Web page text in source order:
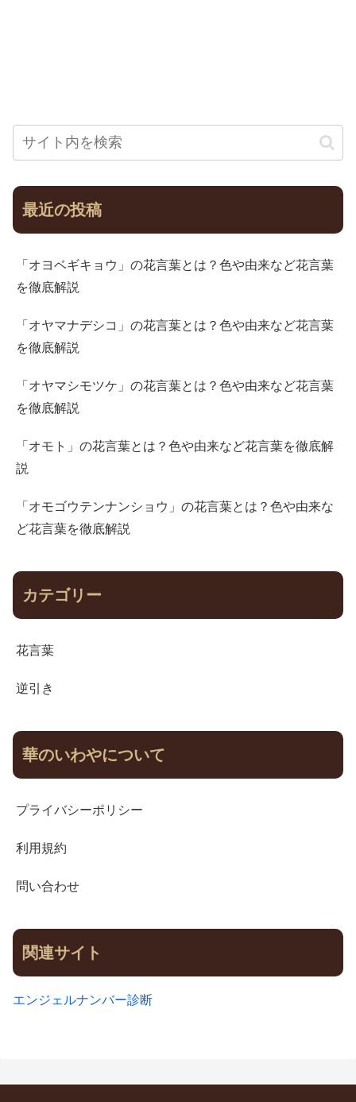
最近の投稿
「オヨベギキョウ」の花言葉とは？色や由来など花言葉
を徹底解説
「オヤマナデシコ」の花言葉とは？色や由来など花言葉
を徹底解説
「オヤマシモツケ」の花言葉とは？色や由来など花言葉
を徹底解説
「オモト」の花言葉とは？色や由来など花言葉を徹底解
説
「オモゴウテンナンショウ」の花言葉とは？色や由来な
ど花言葉を徹底解説
カテゴリー
花言葉
逆引き
華のいわやについて
プライバシーポリシー
利用規約
問い合わせ
関連サイト
エンジェルナンバー診断